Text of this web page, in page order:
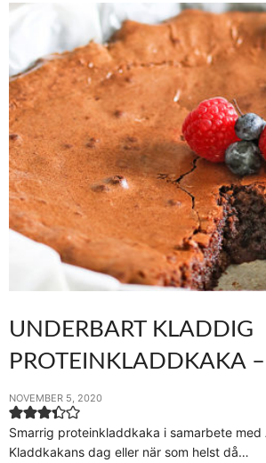
UNDERBART KLADDIG
PROTEINKLADDKAKA
NOVEMBER 5, 2020
Smarrig proteinkladdkaka i samarbete med
Kladdkakans dag eller när som helst då…